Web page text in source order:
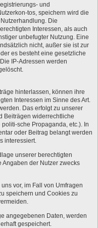
und
tos, speichern wird die
Die
Interessen, als auch
unbefugter Nutzung. Eine
nicht, außer sie ist zur
es besteht eine gesetzliche
IP-Adressen werden
hinterlassen, können ihre
Interessen im Sinne des Art.
Das erfolgt zu unserer
Beiträgen widerrechtliche
sche Propaganda, etc.). In
oder Beitrag belangt werden
interessiert.
unserer berechtigten
Angaben der Nutzer zwecks
vor, im Fall von Umfragen
speichern und Cookies zu
angegebenen Daten, werden
gespeichert.